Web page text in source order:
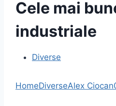
Cele mai
industriale
Diverse
HomeDiverseAlex Ciocan